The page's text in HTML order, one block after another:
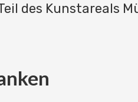
des Kunstareals